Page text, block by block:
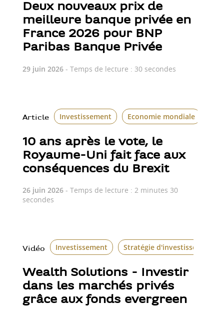
Deux nouveaux prix de
meilleure banque privée en
France 2026 pour BNP
Paribas Banque Privée
29 juin 2026- Temps de lecture : 30 secondes
Article Investissement Economie mondiale
10 ans après le vote, le
Royaume-Uni fait face aux
conséquences du Brexit
26 juin 2026- Temps de lecture : 2 minutes 30
secondes
Vidéo Investissement Stratégie d'investissement
Wealth Solutions - Investir
dans les marchés privés
grâce aux fonds evergreen